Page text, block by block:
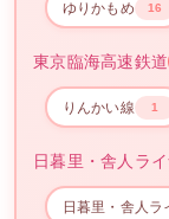
ゆりかもめ 16
東京臨海高速鉄道
りんかい線 1
日暮里・舎人ラ
日暮里・舎人ラ